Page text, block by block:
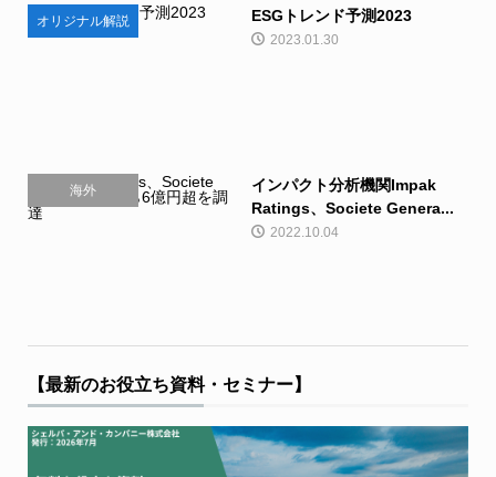
オリジナル解説 ESGトレンド予測2023
2023.01.30
海外
インパクト分析機関Impak
Ratings、Societe Genera...
2022.10.04
【最新のお役立ち資料・セミナー】